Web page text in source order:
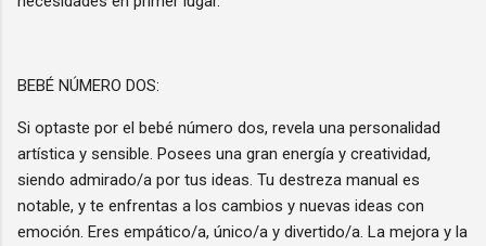
BEBÉ NÚMERO DOS:
Si optaste por el bebé número dos, revela una personalidad
artística y sensible. Posees una gran energía y creatividad,
siendo admirado/a por tus ideas. Tu destreza manual es
notable, y te enfrentas a los cambios y nuevas ideas con
emoción. Eres empático/a, único/a y divertido/a. La mejora y la